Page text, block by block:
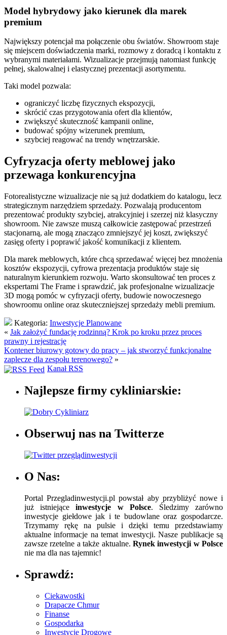
Model hybrydowy jako kierunek dla marek
premium
Największy potencjał ma połączenie obu światów. Showroom staje
się miejscem doświadczenia marki, rozmowy z doradcą i kontaktu z
wybranymi materiałami. Wizualizacje przejmują natomiast funkcję
pełnej, skalowalnej i elastycznej prezentacji asortymentu.
Taki model pozwala:
ograniczyć liczbę fizycznych ekspozycji,
skrócić czas przygotowania ofert dla klientów,
zwiększyć skuteczność kampanii online,
budować spójny wizerunek premium,
szybciej reagować na trendy wnętrzarskie.
Cyfryzacja oferty meblowej jako
przewaga konkurencyjna
Fotorealistyczne wizualizacje nie są już dodatkiem do katalogu, lecz
strategicznym narzędziem sprzedaży. Pozwalają producentom
prezentować produkty szybciej, atrakcyjniej i szerzej niż klasyczny
showroom. Nie zawsze muszą całkowicie zastępować przestrzeń
stacjonarną, ale mogą znacząco zmniejszyć jej koszt, zwiększyć
zasięg oferty i poprawić jakość komunikacji z klientem.
Dla marek meblowych, które chcą sprzedawać więcej bez mnożenia
kosztów ekspozycji, cyfrowa prezentacja produktów staje się
naturalnym kierunkiem rozwoju. Warto skonsultować ten proces z
ekspertami The Frame i sprawdzić, jak profesjonalne wizualizacje
3D mogą pomóc w cyfryzacji oferty, budowie nowoczesnego
showroomu online oraz skuteczniejszej sprzedaży mebli premium.
Kategoria: Inwestycje Planowane
« Jak założyć fundację rodzinną? Krok po kroku przez proces
prawny i rejestrację
Kontener biurowy gotowy do pracy – jak stworzyć funkcjonalne
zaplecze dla zespołu terenowego? »
Kanał RSS
Najlepsze firmy cykliniarskie:
Obserwuj nas na Twitterze
O Nas:
Portal Przegladinwestycji.pl powstał aby przybliżyć nowe i
już istniejąceinwestycje w Polsce. Śledzimy zarówno
inwestycje giełdowe jak i te budowlane oraz gospodarcze.
Trzymamy rękę na pulsie i dzięki temu przedstawiamy
aktualne informacje na temat inwestycji. Nasze publikacje są
zawsze rzetelne a także aktualne. Rynek inwestycji w Polsce
nie ma dla nas tajemnic!
Sprawdź:
Ciekawostki
Drapacze Chmur
Finanse
Gospodarka
Inwestycje Drogowe